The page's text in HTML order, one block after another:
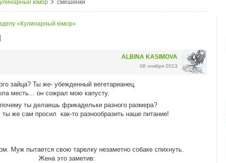
юмор смешинки
«Кулинарный юмор»
ALBINA KASIMOVA
08 ноября 2013
зайца? Ты же- убежденный вегетарианец.
месть... он сожрал мою капусту.
ты делаешь фрикадельки разного размера?
же сам просил как-то разнообразить наше питание!
Муж пытается свою тарелку незаметно собаке спихнуть.
Жена это заметив: